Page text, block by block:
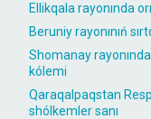
Ellikqala rayonında
Beruniy rayonınıń
Shomanay
kólemi
Qaraqalpaqstan
shólkemler sanı